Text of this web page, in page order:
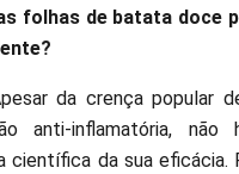
folhas de batata doce
da crença popular
anti-inflamatória, não
científica da sua eficácia.